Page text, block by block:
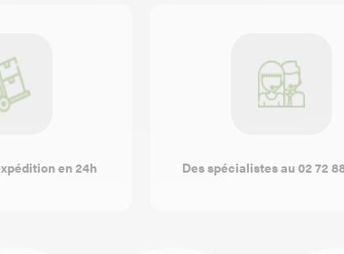
en 24h Des spécialistes au 02 72